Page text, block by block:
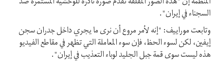
السجناء في إيران".
وتابعت موراييف: "إنه لأمر مروع أن نرى ما يجري داخل جدران سجن
إيفين، لكن لسوء الحظ، فإن سوء المعاملة التي تظهر في مقاطع الفيديو
هذه ليست سوى قمة جبل الجليد لوباء التعذيب في إيران".